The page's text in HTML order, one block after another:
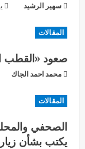
سهير الرشيد
المقالات
صعود
محمد احمد الجاك
المقالات
الصحفي
يكتب بشأن